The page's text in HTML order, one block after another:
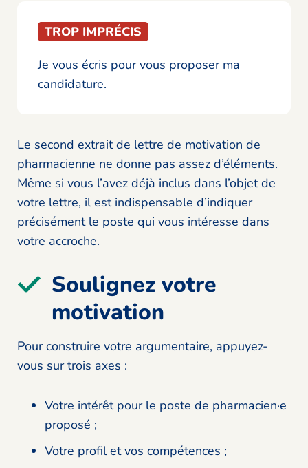
TROP IMPRÉCIS
Je vous écris pour vous proposer ma
candidature.
Le second extrait de lettre de motivation de
pharmacienne ne donne pas assez d’éléments.
Même si vous l’avez déjà inclus dans l’objet de
votre lettre, il est indispensable d’indiquer
précisément le poste qui vous intéresse dans
votre accroche.
Soulignez votre
motivation
Pour construire votre argumentaire, appuyez-
vous sur trois axes :
Votre intérêt pour le poste de pharmacien·e
proposé ;
Votre profil et vos compétences ;